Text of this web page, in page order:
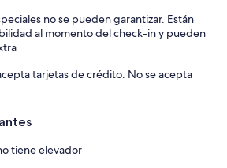
no se pueden garantizar. Están
al momento del check-in y pueden
tarjetas de crédito. No se acepta
tiene elevador